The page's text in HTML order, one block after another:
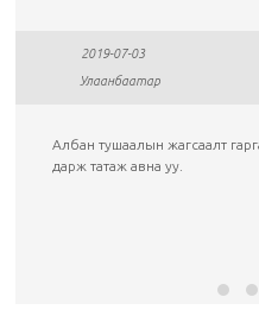
2019-07-03
Улаанбаатар
Албан тушаалын жагсаалт
дарж татаж авна уу.